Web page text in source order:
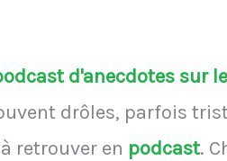
d'anecdotes sur
drôles, parfois
retrouver en podcast.